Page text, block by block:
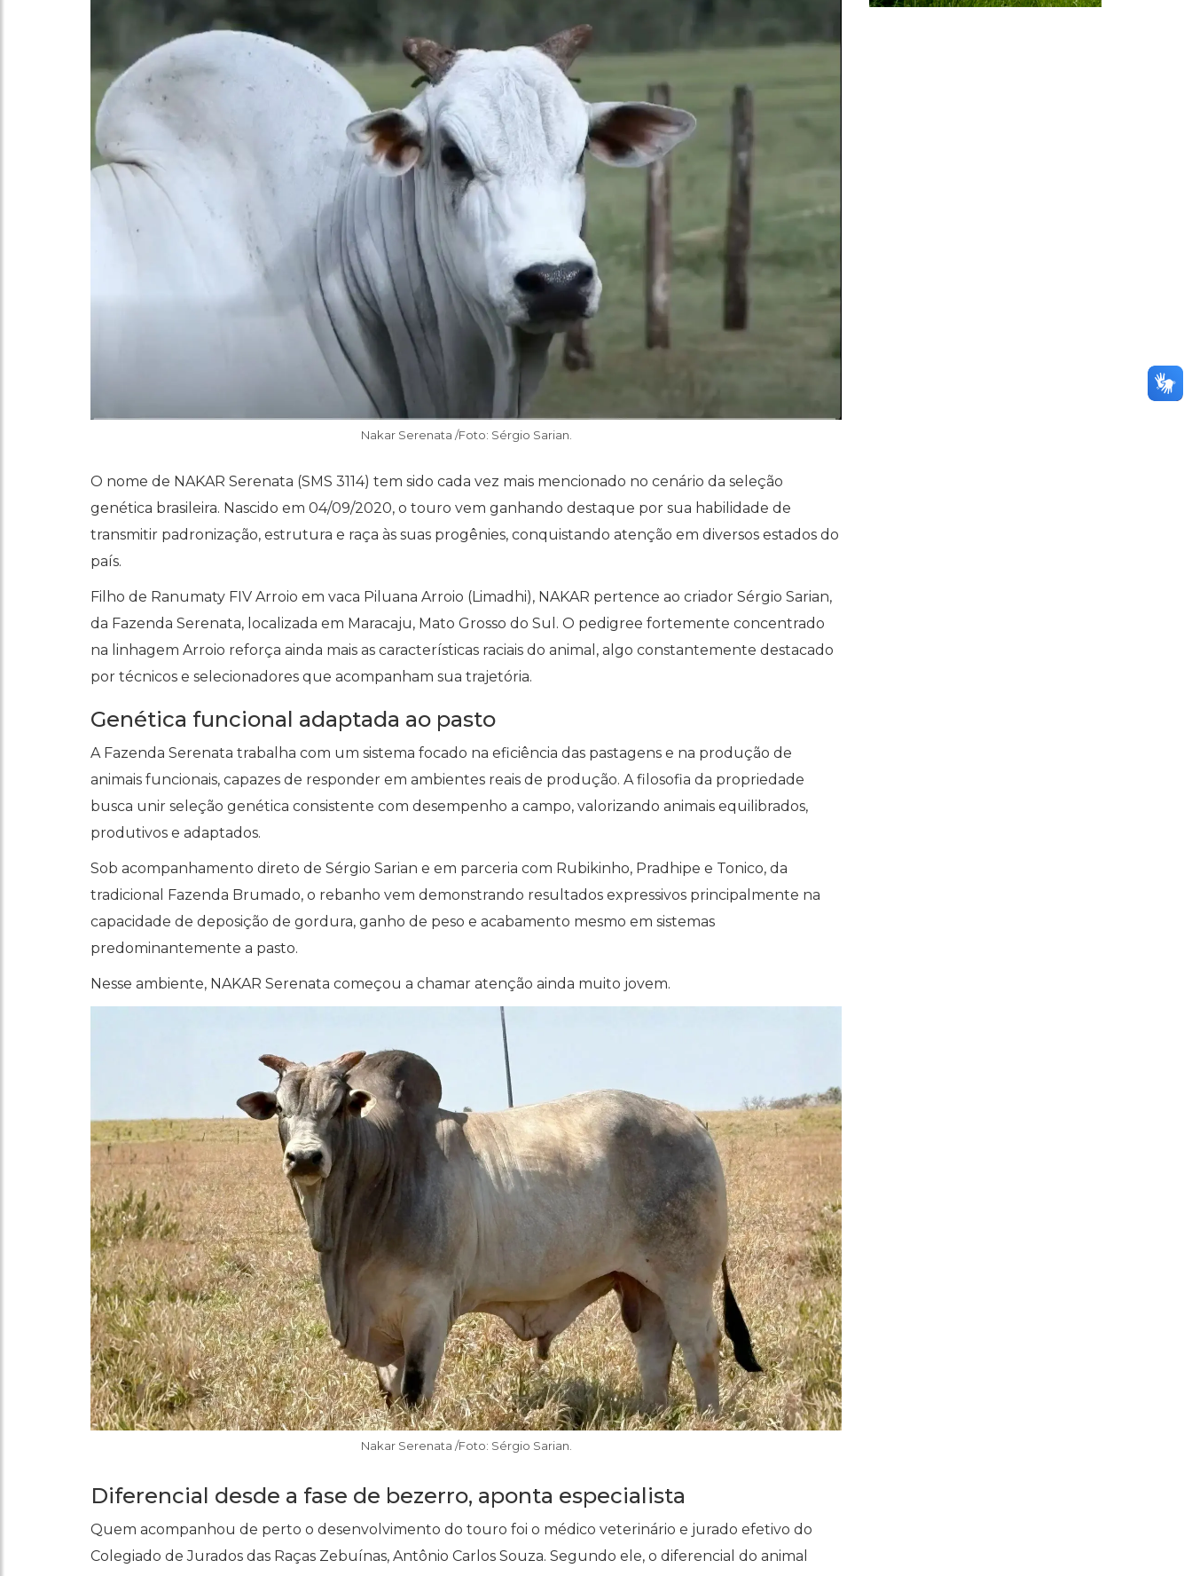
Nakar Serenata /Foto: Sérgio Sarian.
O nome de NAKAR Serenata (SMS 3114) tem sido cada vez mais mencionado no cenário da seleção
genética brasileira. Nascido em 04/09/2020, o touro vem ganhando destaque por sua habilidade de
transmitir padronização, estrutura e raça às suas progênies, conquistando atenção em diversos estados do
país.
Filho de Ranumaty FIV Arroio em vaca Piluana Arroio (Limadhi), NAKAR pertence ao criador Sérgio Sarian,
da Fazenda Serenata, localizada em Maracaju, Mato Grosso do Sul. O pedigree fortemente concentrado
na linhagem Arroio reforça ainda mais as características raciais do animal, algo constantemente destacado
por técnicos e selecionadores que acompanham sua trajetória.
Genética funcional adaptada ao pasto
A Fazenda Serenata trabalha com um sistema focado na eficiência das pastagens e na produção de
animais funcionais, capazes de responder em ambientes reais de produção. A filosofia da propriedade
busca unir seleção genética consistente com desempenho a campo, valorizando animais equilibrados,
produtivos e adaptados.
Sob acompanhamento direto de Sérgio Sarian e em parceria com Rubikinho, Pradhipe e Tonico, da
tradicional Fazenda Brumado, o rebanho vem demonstrando resultados expressivos principalmente na
capacidade de deposição de gordura, ganho de peso e acabamento mesmo em sistemas
predominantemente a pasto.
Nesse ambiente, NAKAR Serenata começou a chamar atenção ainda muito jovem.
Nakar Serenata /Foto: Sérgio Sarian.
Diferencial desde a fase de bezerro, aponta especialista
Quem acompanhou de perto o desenvolvimento do touro foi o médico veterinário e jurado efetivo do
Colegiado de Jurados das Raças Zebuínas, Antônio Carlos Souza. Segundo ele, o diferencial do animal